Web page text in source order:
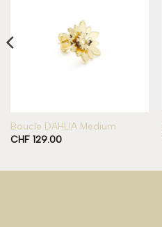
Boucle DAHLIA Medium
CHF129.00